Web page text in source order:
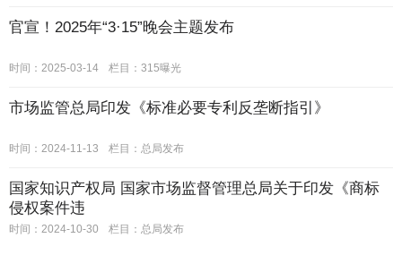
官宣！2025年“3·15”晚会主题发布
时间：2025-03-14 栏目： 315曝光
市场监管总局印发《标准必要专利反垄断指引》
时间：2024-11-13 栏目： 总局发布
国家知识产权局 国家市场监督管理总局关于印发《商标
侵权案件违
时间：2024-10-30 栏目： 总局发布